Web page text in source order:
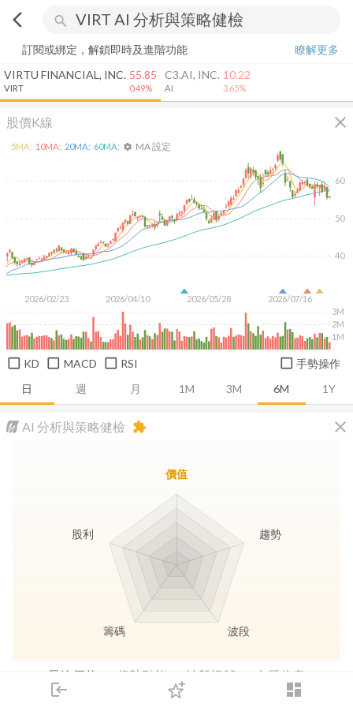
arrow_back_ios search
login dashboard
下單
訂閱或綁定，解鎖即時及進階功能
瞭解更多
VIRTU FINANCIAL, INC.
VIRT
55.85
0.49%
C3.AI, INC.
AI
10.22
3.65%
股價K線 close
日 週 月 1M 3M 6M 1Y
2026/02/23 2026/04/10 2026/05/28 2026/07/16
40
50
60
1M
2M
3M
5MA: 10MA: 20MA: 60MA: settings MA 設定
KD MACD RSI 手勢操作
AI 分析與策略健檢 close
extension
長線價值 趨勢動能 波段訊號 存股收息
價值
趨勢
波段
籌碼
股利